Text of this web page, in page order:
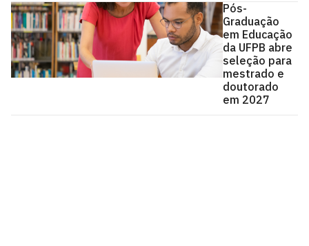
Pós-
Graduação
em Educação
da UFPB abre
seleção para
mestrado e
doutorado
em 2027